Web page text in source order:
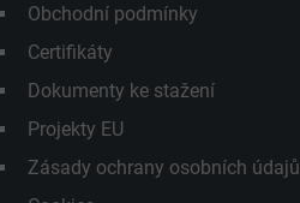
Obchodní podmínky
Certifikáty
Dokumenty ke stažení
Projekty EU
Zásady ochrany osobních údajů